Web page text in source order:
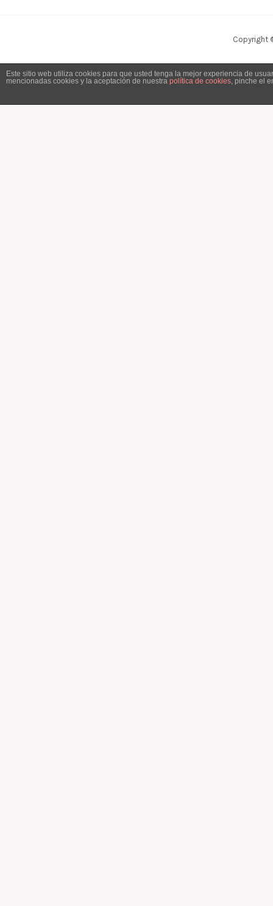
Copyright
Este sitio web utiliza cookies para que usted tenga la mejor experiencia de
mencionadas cookies y la aceptación de nuestra política de cookies, pinche el